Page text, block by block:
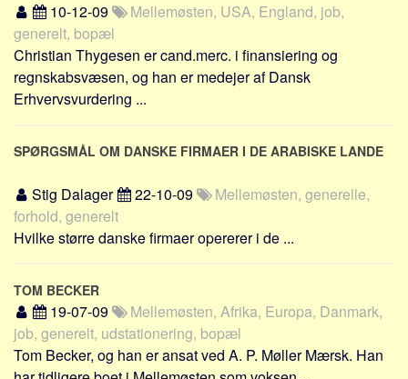
10-12-09
Mellemøsten, USA, England, job,
generelt, bopæl
Christian Thygesen er cand.merc. i finansiering og
regnskabsvæsen, og han er medejer af Dansk
Erhvervsvurdering ...
SPØRGSMÅL OM DANSKE FIRMAER I DE ARABISKE LANDE
Stig Dalager 22-10-09
Mellemøsten, generelle,
forhold, generelt
Hvilke større danske firmaer opererer i de ...
TOM BECKER
19-07-09
Mellemøsten, Afrika, Europa, Danmark,
job, generelt, udstationering, bopæl
Tom Becker, og han er ansat ved A. P. Møller Mærsk. Han